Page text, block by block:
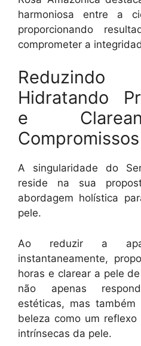
harmoniosa entre a
proporcionando
comprometer a
Hidratando
e
Compromissos
A singularidade do
reside na sua
abordagem holística
pele.
Ao reduzir a
instantaneamente,
horas e clarear a pele
não apenas
estéticas, mas
beleza como um
intrínsecas da pele.